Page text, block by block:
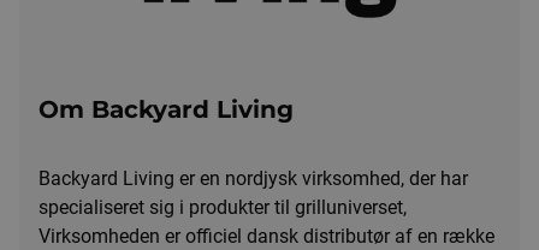
Om Backyard Living
Backyard Living er en nordjysk virksomhed, der har
specialiseret sig i produkter til grilluniverset,
Virksomheden er officiel dansk distributør af en række